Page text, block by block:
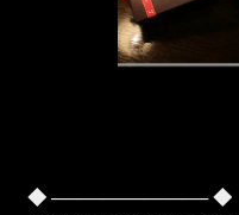
◆ ──────────── ◆